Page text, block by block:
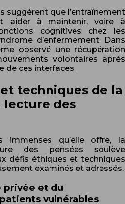
suggèrent que l’entraînement
aider à maintenir, voire à
cognitives chez les
d’enfermement. Dans
observé une récupération
volontaires après
de ces interfaces.
techniques de la
lecture des
immenses qu’elle offre, la
des pensées soulève
défis éthiques et techniques
examinés et adressés.
privée et du
vulnérables